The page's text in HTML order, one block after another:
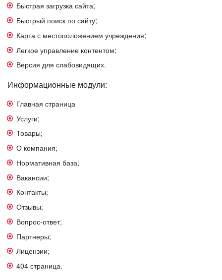
Быстрая загрузка сайта;
Быстрый поиск по сайту;
Карта с местоположением учреждения;
Легкое управление контентом;
Версия для слабовидящих.
Информационные модули:
Главная страница
Услуги;
Товары;
О компания;
Нормативная база;
Вакансии;
Контакты;
Отзывы;
Вопрос-ответ;
Партнеры;
Лицензии;
404 страница.